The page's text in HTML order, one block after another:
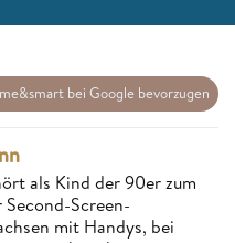
bei Google bevorzugen
als Kind der 90er zum
Screen-
mit Handys, bei